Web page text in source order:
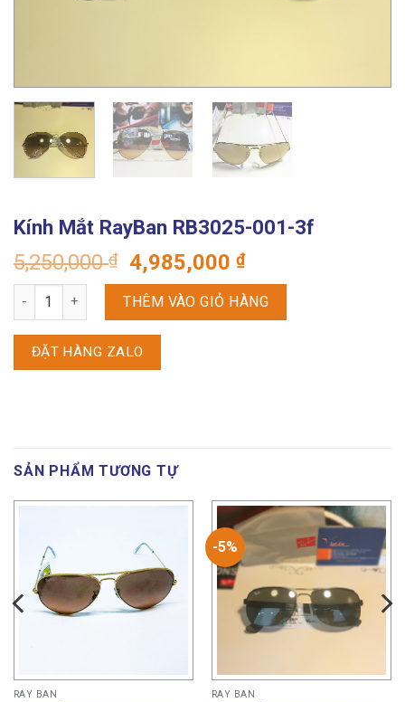
Kính Mắt RayBan RB3025-001-3f
5,250,000₫
Giá
gốc
là:
5,250,000 ₫.
4,985,000₫Giá
hiện
tại
là:
Kính Mắt RayBan RB3025-001-3f số lượng
THÊM VÀO GIỎ HÀNG
ĐẶT HÀNG ZALO
SẢN PHẨM TƯƠNG TỰ
RAY BAN
-5%
RAY BAN